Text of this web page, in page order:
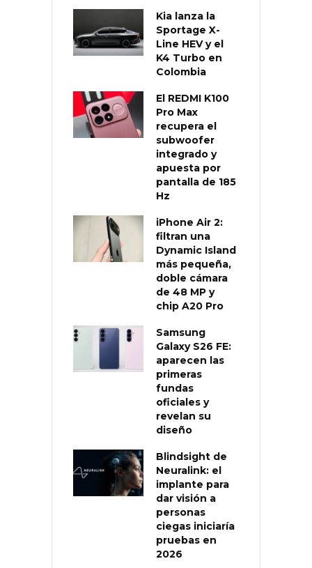
Kia lanza la
Sportage X-
Line HEV y el
K4 Turbo en
Colombia
El REDMI K100
Pro Max
recupera el
subwoofer
integrado y
apuesta por
pantalla de 185
Hz
iPhone Air 2:
filtran una
Dynamic Island
más pequeña,
doble cámara
de 48 MP y
chip A20 Pro
Samsung
Galaxy S26 FE:
aparecen las
primeras
fundas
oficiales y
revelan su
diseño
Blindsight de
Neuralink: el
implante para
dar visión a
personas
ciegas iniciaría
pruebas en
2026